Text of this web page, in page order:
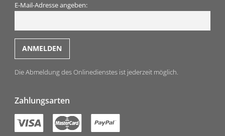
E-Mail-Adresse angeben:
Die Abmeldung des Onlinedienstes ist jederzeit möglich.
Zahlungsarten